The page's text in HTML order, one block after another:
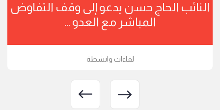
النائب الحاج حسن يدعو إلى وقف التفاوض
المباشر مع العدو ...
لقاءات وانشطة